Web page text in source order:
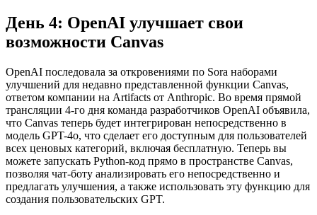
День 4: OpenAI улучшает свои
возможности Canvas
OpenAI последовала за откровениями по Sora наборами
улучшений для недавно представленной функции Canvas,
ответом компании на Artifacts от Anthropic. Во время прямой
трансляции 4-го дня команда разработчиков OpenAI объявила,
что Canvas теперь будет интегрирован непосредственно в
модель GPT-4o, что сделает его доступным для пользователей
всех ценовых категорий, включая бесплатную. Теперь вы
можете запускать Python-код прямо в пространстве Canvas,
позволяя чат-боту анализировать его непосредственно и
предлагать улучшения, а также использовать эту функцию для
создания пользовательских GPT.